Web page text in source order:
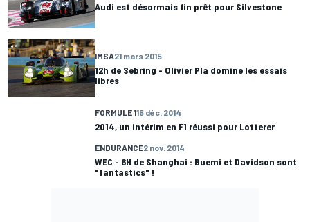
Audi est désormais fin prêt pour Silvestone
IMSA21 mars 2015
12h de Sebring - Olivier Pla domine les essais
libres
FORMULE 115 déc. 2014
2014, un intérim en F1 réussi pour Lotterer
ENDURANCE2 nov. 2014
WEC - 6H de Shanghai : Buemi et Davidson sont
"fantastics" !